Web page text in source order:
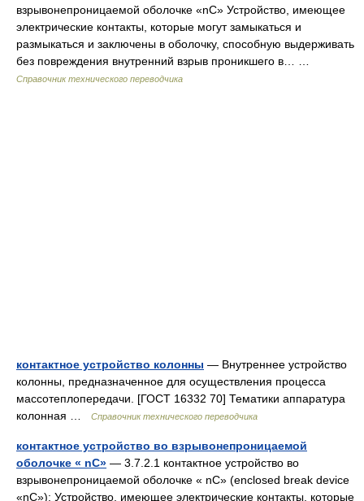
взрывонепроницаемой оболочке «nC» Устройство, имеющее
электрические контакты, которые могут замыкаться и
размыкаться и заключены в оболочку, способную выдерживать
без повреждения внутренний взрыв проникшего в… …
Справочник технического переводчика
контактное устройство колонны — Внутреннее устройство
колонны, предназначенное для осуществления процесса
массотеплопередачи. [ГОСТ 16332 70] Тематики аппаратура
колонная …
Справочник технического переводчика
контактное устройство во взрывонепроницаемой
оболочке « nC» — 3.7.2.1 контактное устройство во
взрывонепроницаемой оболочке « nC» (enclosed break device
«nC»): Устройство, имеющее электрические контакты, которые